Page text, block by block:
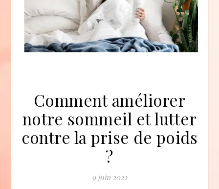
Comment améliorer
notre sommeil et lutter
contre la prise de poids
?
9 juin 2022